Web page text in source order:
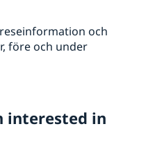
och
före och under
interested in